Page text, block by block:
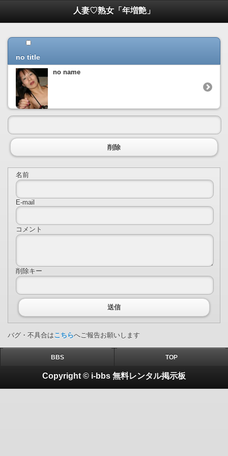
人妻♡熟女「年増艶」
no title
no name
削除
名前
E-mail
コメント
削除キー
送信
バグ・不具合はこちらへご報告お願いします
BBS TOP
Copyright © i-bbs 無料レンタル掲示板